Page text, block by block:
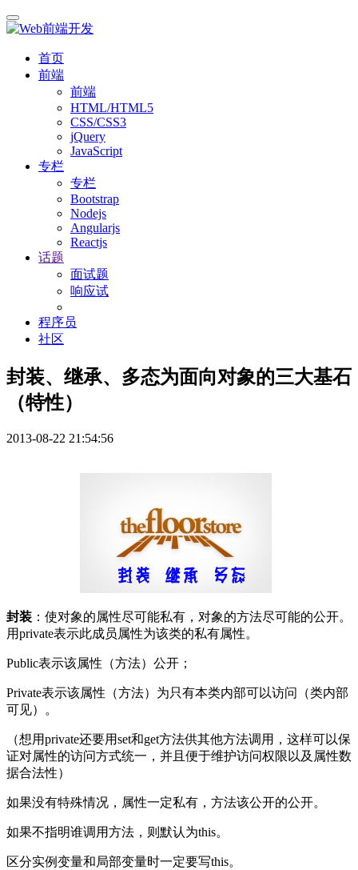
首页
前端
前端
HTML/HTML5
CSS/CSS3
jQuery
JavaScript
专栏
专栏
Bootstrap
Nodejs
Angularjs
Reactjs
话题
面试题
响应试
程序员
社区
封装、继承、多态为面向对象的三大基石
（特性）
2013-08-22 21:54:56
封装 ：使对象的属性尽可能私有，对象的方法尽可能的公开。
用private表示此成员属性为该类的私有属性。
Public表示该属性（方法）公开；
Private表示该属性（方法）为只有本类内部可以访问（类内部
可见）。
（想用private还要用set和get方法供其他方法调用，这样可以保
证对属性的访问方式统一，并且便于维护访问权限以及属性数
据合法性）
如果没有特殊情况，属性一定私有，方法该公开的公开。
如果不指明谁调用方法，则默认为this。
区分实例变量和局部变量时一定要写this。